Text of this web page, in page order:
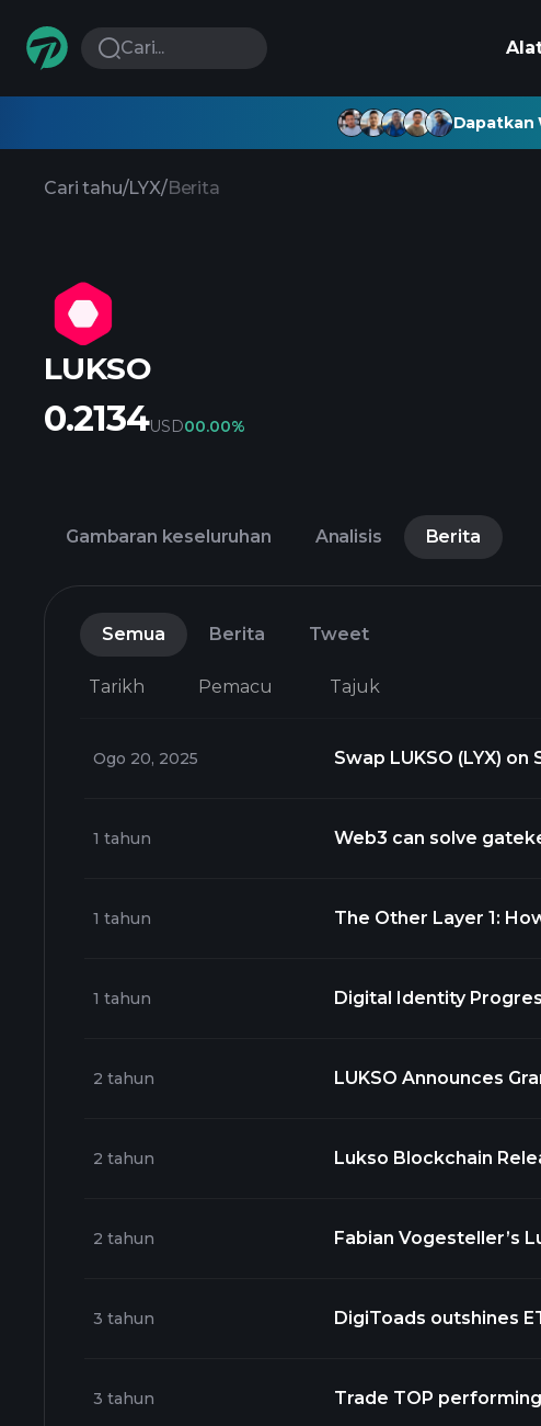
Cari...
Dapatkan
Cari tahu/LYX/Berita
LUKSO
0.2134USD00.00%
Gambaran keseluruhan Analisis Berita
Semua Berita Tweet
Tarikh Pemacu Tajuk
Ogo 20, 2025
Swap LUKSO (LYX)
1 tahun
Web3 can solve
1 tahun The Other Layer 1:
1 tahun Digital Identity
2 tahun
LUKSO Announces
2 tahun Lukso Blockchain
2 tahun
Fabian Vogesteller’s
3 tahun DigiToads outshines
3 tahun
Trade TOP performing